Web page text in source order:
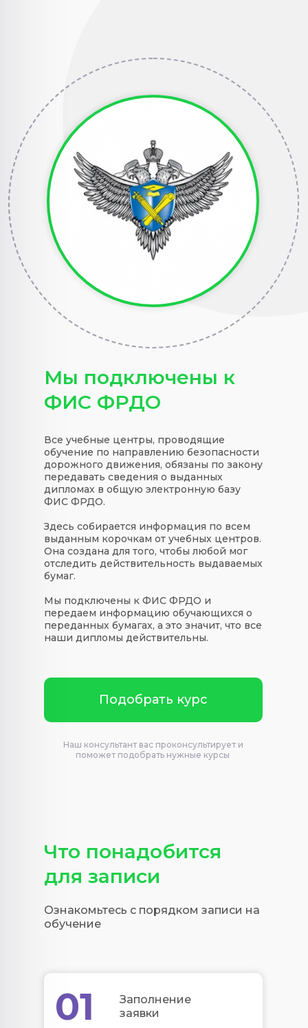
Все учебные центры, проводящие
обучение по направлению безопасности
дорожного движения, обязаны по закону
передавать сведения о выданных
дипломах в общую электронную базу
ФИС ФРДО.
Здесь собирается информация по всем
выданным корочкам от учебных центров.
Она создана для того, чтобы любой мог
отследить действительность выдаваемых
бумаг.
Мы подключены к ФИС ФРДО и
передаем информацию обучающихся о
переданных бумагах, а это значит, что все
наши дипломы действительны.
Наш консультант вас проконсультирует и
поможет подобрать нужные курсы
Подобрать курс
Мы подключены к
ФИС ФРДО
Что понадобится
для записи
Ознакомьтесь с порядком записи на
обучение
01
Заполнение
заявки